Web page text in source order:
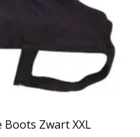
Boots Zwart XXL